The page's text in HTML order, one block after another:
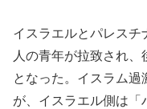
イスラエルとパレス
人の青年が拉致され
となった。イスラム過
が、イスラエル側は「